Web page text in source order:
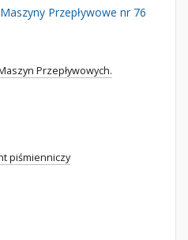
Przepływowe nr 76
Przepływowych.
piśmienniczy